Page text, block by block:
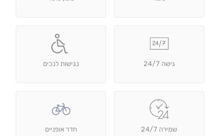
גישה 24/7 נגישות לנכים
שמירה 24/7 חדר אופניים